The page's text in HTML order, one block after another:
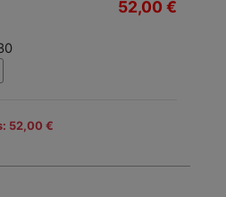
52,00 €
52,00 €